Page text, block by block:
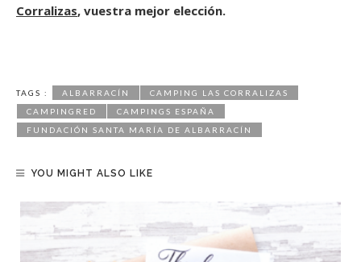
Corralizas, vuestra mejor elección.
TAGS : ALBARRACÍN
CAMPING LAS CORRALIZAS
CAMPINGRED
CAMPINGS ESPAÑA
FUNDACIÓN SANTA MARÍA DE ALBARRACÍN
YOU MIGHT ALSO LIKE